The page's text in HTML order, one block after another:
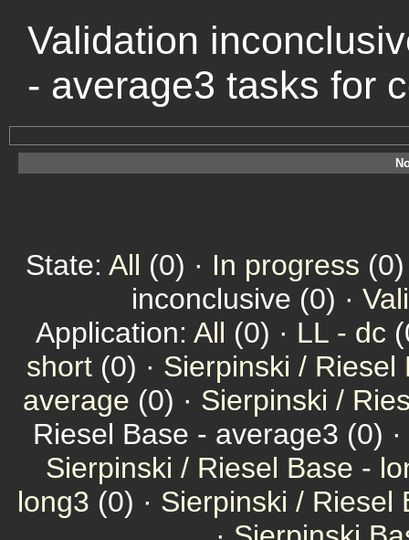
Validation
- average3 tasks for
State: All (0) · In progress
inconclusive (0) ·
Application: All (0) · LL - dc
short (0) · Sierpinski / Riesel
average (0) · Sierpinski /
Riesel Base - average3 (0) ·
Sierpinski / Riesel Base -
long3 (0) · Sierpinski / Riesel